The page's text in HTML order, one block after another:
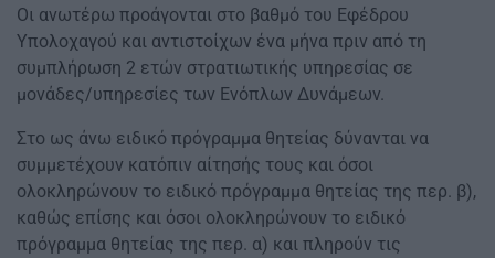
Οι ανωτέρω προάγονται στο βαθμό του Εφέδρου
Υπολοχαγού και αντιστοίχων ένα μήνα πριν από τη
συμπλήρωση 2 ετών στρατιωτικής υπηρεσίας σε
μονάδες/υπηρεσίες των Ενόπλων Δυνάμεων.
Στο ως άνω ειδικό πρόγραμμα θητείας δύνανται να
συμμετέχουν κατόπιν αίτησής τους και όσοι
ολοκληρώνουν το ειδικό πρόγραμμα θητείας της περ. β),
καθώς επίσης και όσοι ολοκληρώνουν το ειδικό
πρόγραμμα θητείας της περ. α) και πληρούν τις